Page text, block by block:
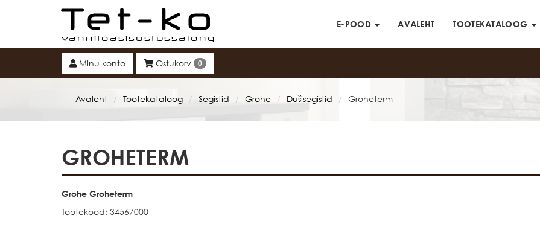
Tet-ko E-POOD AVALEHT TOOTEKATALOOG
Minu konto Ostukorv 0
Avaleht / Tootekataloog / Segistid / Grohe / Dušisegistid / Groheterm
GROHETERM
Grohe Groheterm
Tootekood: 34567000